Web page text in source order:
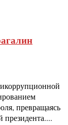
превращаясь
президента....